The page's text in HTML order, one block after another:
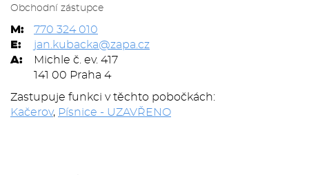
Obchodní zástupce
M:
770 324 010
E:
jan.kubacka@zapa.cz
A:
Michle č. ev. 417
141 00 Praha 4
Zastupuje funkci v těchto pobočkách:
Kačerov, Písnice - UZAVŘENO